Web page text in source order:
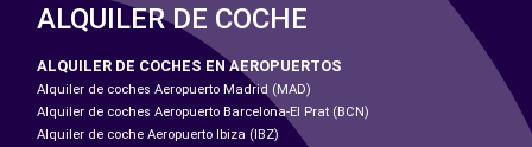
ALQUILER DE COCHE
ALQUILER DE COCHES EN AEROPUERTOS
Alquiler de coches Aeropuerto Madrid (MAD)
Alquiler de coches Aeropuerto Barcelona-El Prat (BCN)
Alquiler de coche Aeropuerto Ibiza (IBZ)